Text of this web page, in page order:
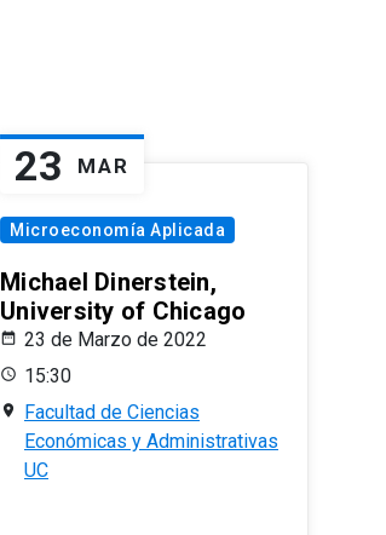
23 MAR
Microeconomía Aplicada
Michael Dinerstein,
University of Chicago
23 de Marzo de 2022
15:30
Facultad de Ciencias
Económicas y Administrativas
UC